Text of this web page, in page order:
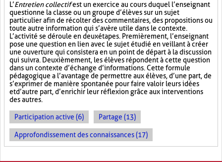
L’Entretien collectifest un exercice au cours duquel l’enseignant
questionne la classe ou un groupe d’élèves sur un sujet
particulier afin de récolter des commentaires, des propositions ou
toute autre information qui s’avère utile dans le contexte.
L’activité se déroule en deux étapes. Premièrement, l’enseignant
pose une question en lien avec le sujet étudié en veillant à créer
une ouverture qui consistera en un point de départ à la discussion
qui suivra. Deuxièmement, les élèves répondent à cette question
dans un contexte d’échange d’informations. Cette formule
pédagogique a l’avantage de permettre aux élèves, d’une part, de
s’exprimer de manière spontanée pour faire valoir leurs idées
et d’autre part, d’enrichir leur réflexion grâce aux interventions
des autres.
Participation active (6) Partage (13)
Approfondissement des connaissances (17)
PAGES